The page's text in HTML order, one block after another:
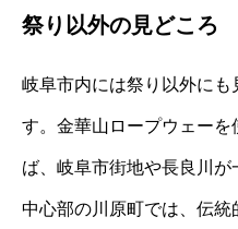
祭り以外の見どころ
岐阜市内には祭り以外にも
す。金華山ロープウェー
ば、岐阜市街地や長良川
中心部の川原町では、伝